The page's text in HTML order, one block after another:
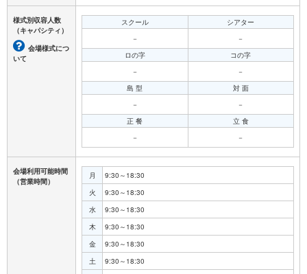
様式別収容人数
（キャパシティ）
会場様式につ
いて
スクール
－
シアター
－
ロの字
－
コの字
－
島 型
－
対 面
－
正 餐
－
立 食
－
会場利用可能時間
（営業時間）
月
9:30～18:30
火
9:30～18:30
水
9:30～18:30
木
9:30～18:30
金
9:30～18:30
土
9:30～18:30